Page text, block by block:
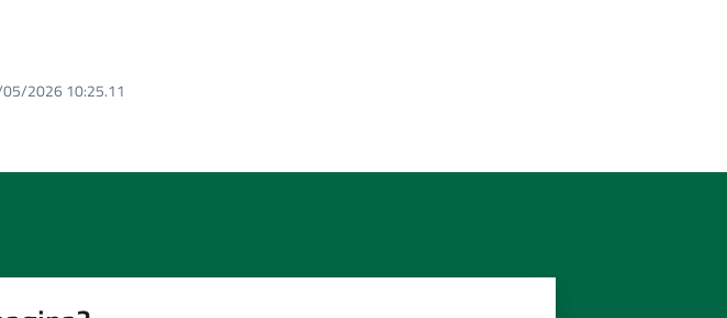
2026 10:25.11